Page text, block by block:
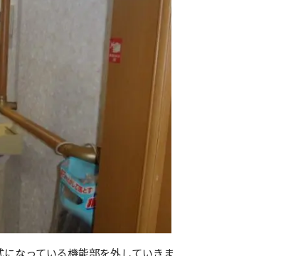
なっている機能部を外していきま